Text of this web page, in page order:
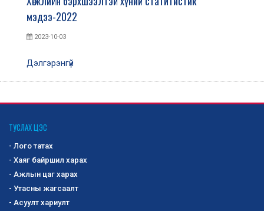
мэдээ-2022
2023-10-03
Дэлгэрэнгүй
ТУСЛАХ ЦЭС
- Лого татах
- Хаяг байршил харах
- Ажлын цаг харах
- Утасны жагсаалт
- Асуулт хариулт